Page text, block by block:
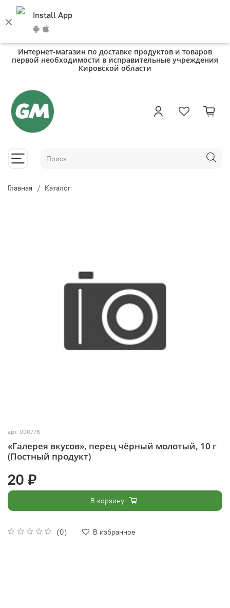
Install App
Интернет-магазин по доставке продуктов и товаров
первой необходимости в исправительные учреждения
Кировской области
Главная Каталог
арт. 000776
«Галерея вкусов», перец чёрный молотый, 10 г
(Постный продукт)
(0) В избранное
20 ₽
В корзину